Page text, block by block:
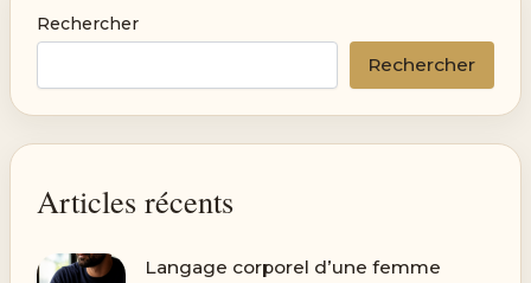
Rechercher
Rechercher
Articles récents
Langage corporel d’une femme